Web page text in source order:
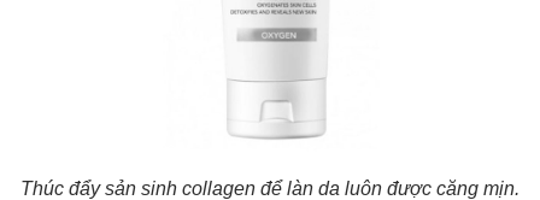
Thúc đẩy sản sinh collagen để làn da luôn được căng mịn.